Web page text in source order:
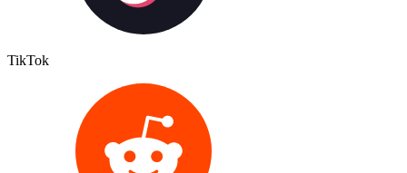
TikTok